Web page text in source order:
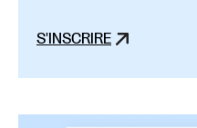
S'INSCRIRE